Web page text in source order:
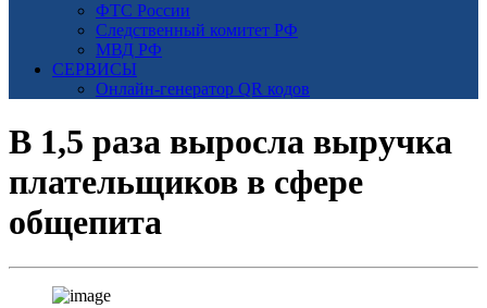
ФТС России
Следственный комитет РФ
МВД РФ
СЕРВИСЫ
Онлайн-генератор QR кодов
В 1,5 раза выросла выручка
плательщиков в сфере
общепита